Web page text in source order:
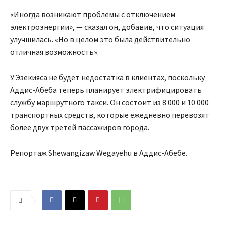
«Иногда возникают проблемы с отключением
электроэнергии», — сказал он, добавив, что ситуация
улучшилась. «Но в целом это была действительно
отличная возможность».
У Эзекияса не будет недостатка в клиентах, поскольку
Аддис-Абеба теперь планирует электрифицировать
службу маршрутного такси. Он состоит из 8 000 и 10 000
транспортных средств, которые ежедневно перевозят
более двух третей пассажиров города.
Репортаж Shewangizaw Wegayehu в Аддис-Абебе.